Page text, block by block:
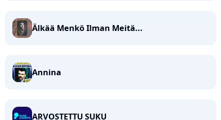
Älkää Menkö Ilman Meitä...
Annina
ARVOSTETTU SUKU